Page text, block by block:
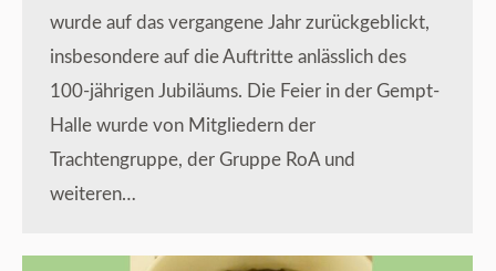
wurde auf das vergangene Jahr zurückgeblickt,
insbesondere auf die Auftritte anlässlich des
100-jährigen Jubiläums. Die Feier in der Gempt-
Halle wurde von Mitgliedern der
Trachtengruppe, der Gruppe RoA und
weiteren…